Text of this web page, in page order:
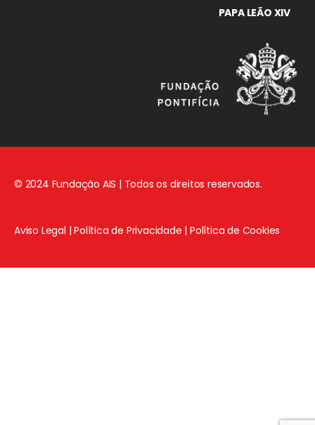
PAPA LEÃO XIV
© 2024 Fundação AIS | Todos os direitos reservados.
Aviso Legal |Política de Privacidade |Política de Cookies